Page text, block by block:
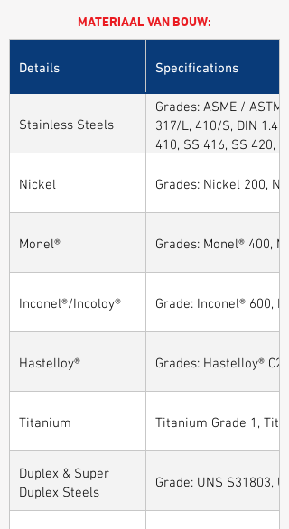
MATERIAAL VAN BOUW:
Details Specifications
Stainless Steels
Grades: ASME /
317/L, 410/S, DIN
410, SS 416, SS 420,
Nickel
Grades: Nickel 200,
Monel® Grades: Monel® 400,
Inconel®/Incoloy® Grade: Inconel® 600,
Hastelloy® Grades: Hastelloy®
Titanium Titanium Grade 1,
Duplex & Super
Duplex Steels
Grade: UNS S31803,